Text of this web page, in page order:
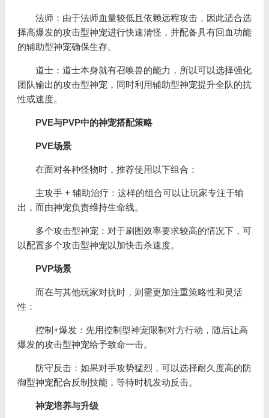
法师：由于法师血量较低且依赖远程攻击，因此适合选
择高爆发的攻击型神宠进行快速清怪，并配备具有回血功能
的辅助型神宠确保生存。
道士：道士本身就有召唤兽的能力，所以可以选择强化
团队输出的攻击型神宠，同时利用辅助型神宠提升全队的抗
性或速度。
PVE与PVP中的神宠搭配策略
PVE场景
在面对各种怪物时，推荐使用以下组合：
主攻手 + 辅助治疗：这样的组合可以让玩家专注于输
出，而由神宠负责维持生命线。
多个攻击型神宠：对于刷图效率要求较高的情况下，可
以配置多个攻击型神宠以加快击杀速度。
PVP场景
而在与其他玩家对抗时，则需更加注重策略性和灵活
性：
控制+爆发：先用控制型神宠限制对方行动，随后让高
爆发的攻击型神宠给予致命一击。
防守反击：如果对手攻势猛烈，可以选择耐久度高的防
御型神宠配合反制技能，等待时机发动反击。
神宠培养与升级